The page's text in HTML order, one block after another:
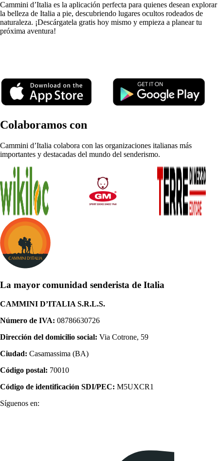
Cammini d’Italia es la aplicación perfecta para quienes desean explorar
la belleza de Italia a pie, descubriendo lugares ocultos rodeados de
naturaleza. ¡Descárgatela gratis hoy mismo y empieza a planear tu
próxima aventura!
Colaboramos con
Cammini d’Italia colabora con las organizaciones italianas más
importantes y destacadas del mundo del senderismo.
La mayor comunidad senderista de Italia
CAMMINI D’ITALIA S.R.L.S.
Número de IVA: 08786630726
Dirección del domicilio social: Via Cotrone, 59
Ciudad: Casamassima (BA)
Código postal: 70010
Código de identificación SDI/PEC: M5UXCR1
Síguenos en: